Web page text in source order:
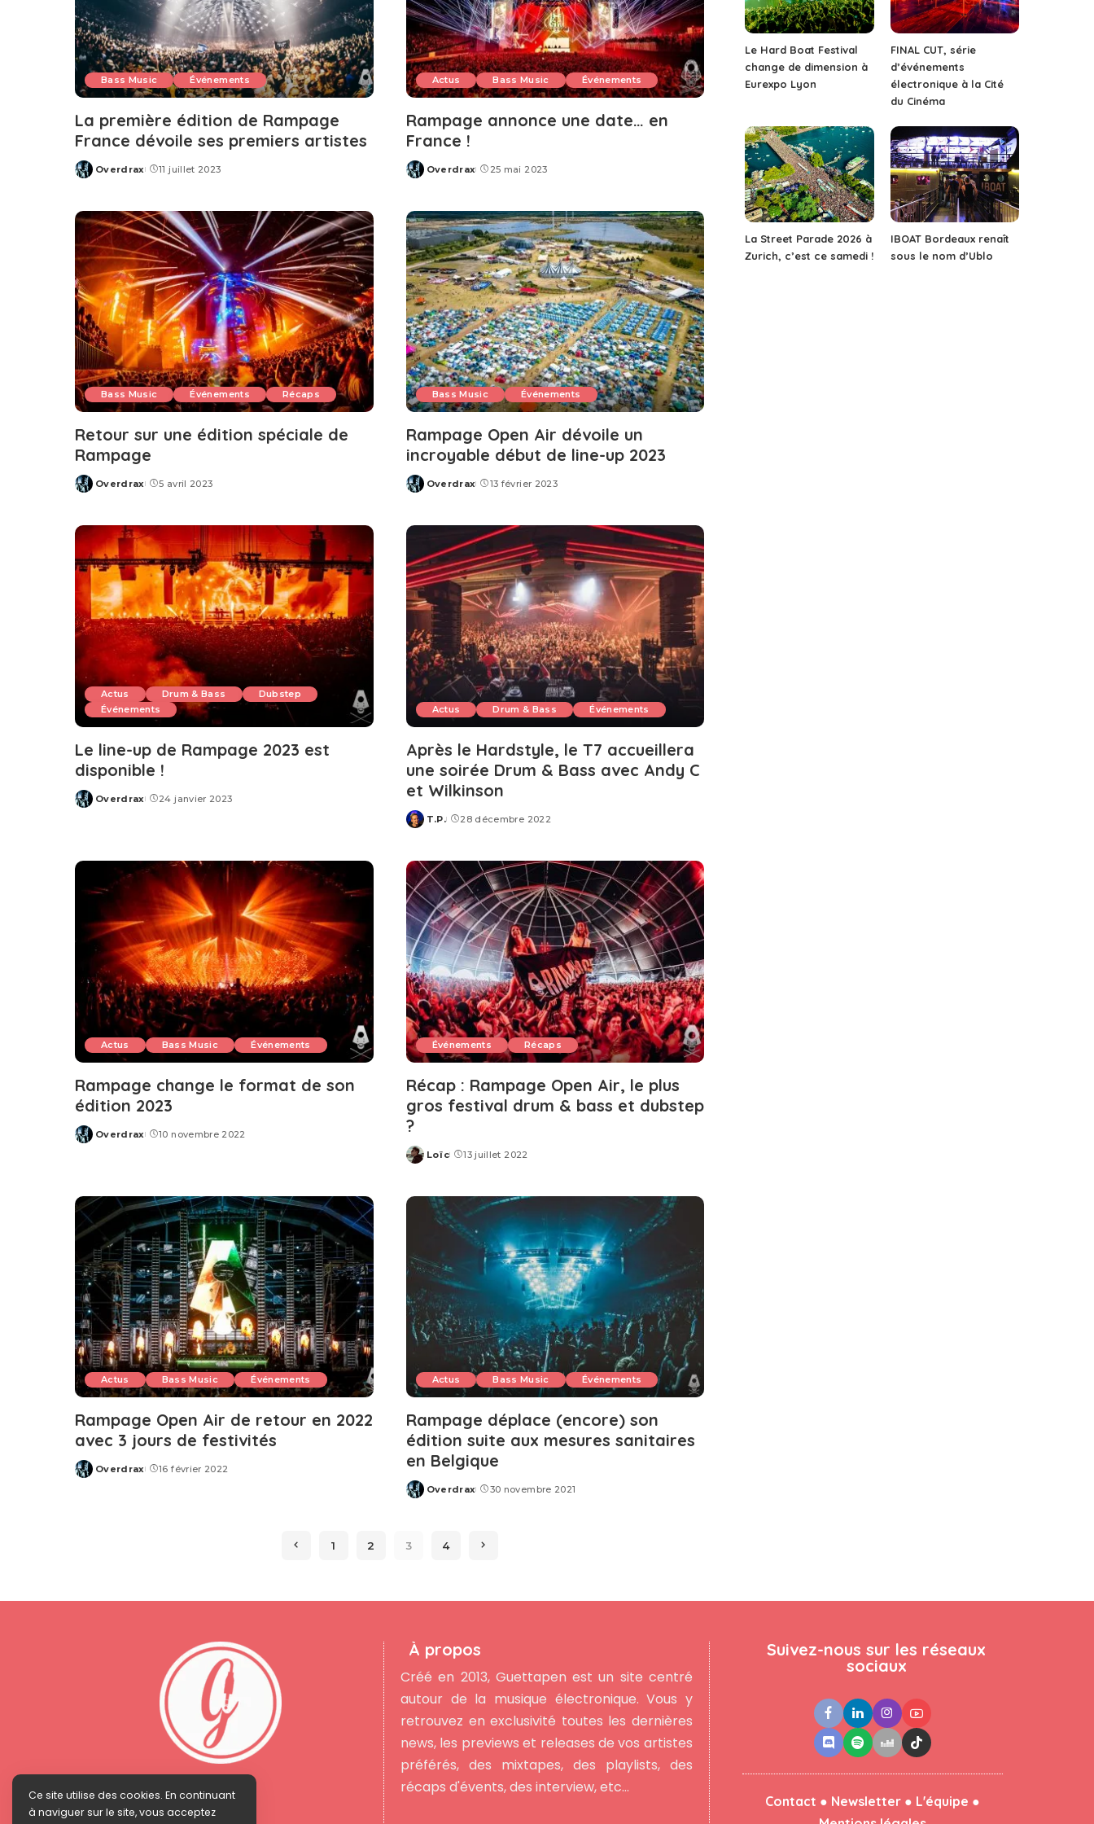
Bass Music Événements
La première édition de Rampage
France dévoile ses premiers artistes
Posted
Overdrax 11 juillet 2023
Actus Bass Music Événements
Rampage annonce une date… en
France !
Posted
Overdrax 25 mai 2023
Bass Music Événements Récaps
Retour sur une édition spéciale de
Rampage
Posted
Overdrax 5 avril 2023
Bass Music Événements
Rampage Open Air dévoile un
incroyable début de line-up 2023
Posted
Overdrax 13 février 2023
Actus Drum & Bass
Dubstep
Événements
Le line-up de Rampage 2023 est
disponible !
Posted
Overdrax 24 janvier 2023
Actus Drum & Bass Événements
Après le Hardstyle, le T7 accueillera
une soirée Drum & Bass avec Andy C
et Wilkinson
Posted
T.P. 28 décembre 2022
Actus Bass Music Événements
Rampage change le format de son
édition 2023
Posted
Overdrax 10 novembre 2022
Événements Récaps
Récap : Rampage Open Air, le plus
gros festival drum & bass et dubstep
?
Posted
Loïc 13 juillet 2022
Actus Bass Music Événements
Rampage Open Air de retour en 2022
avec 3 jours de festivités
Posted
Overdrax 16 février 2022
Actus Bass Music Événements
Rampage déplace (encore) son
édition suite aux mesures sanitaires
en Belgique
Posted
Overdrax 30 novembre 2021
1 2 3 4
Le Hard Boat Festival
change de dimension à
Eurexpo Lyon
FINAL CUT, série
d’événements
électronique à la Cité
du Cinéma
La Street Parade 2026 à
Zurich, c’est ce samedi !
IBOAT Bordeaux renaît
sous le nom d’Ublo
À propos
Créé en 2013, Guettapen est un site centré
autour de la musique électronique. Vous y
retrouvez en exclusivité toutes les dernières
news, les previews et releases de vos artistes
préférés, des mixtapes, des playlists, des
récaps d'évents, des interview, etc...
Suivez-nous sur les réseaux
sociaux
Contact ● Newsletter ● L'équipe ●
Ce site utilise des cookies. En continuant
à naviguer sur le site, vous acceptez